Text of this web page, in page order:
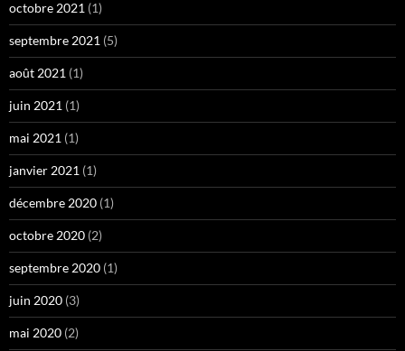
octobre 2021 (1)
septembre 2021 (5)
août 2021 (1)
juin 2021 (1)
mai 2021 (1)
janvier 2021 (1)
décembre 2020 (1)
octobre 2020 (2)
septembre 2020 (1)
juin 2020 (3)
mai 2020 (2)